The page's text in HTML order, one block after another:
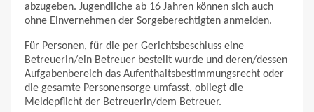
abzugeben. Jugendliche ab 16 Jahren können sich auch
ohne Einvernehmen der Sorgeberechtigten anmelden.
Für Personen, für die per Gerichtsbeschluss eine
Betreuerin/ein Betreuer bestellt wurde und deren/dessen
Aufgabenbereich das Aufenthaltsbestimmungsrecht oder
die gesamte Personensorge umfasst, obliegt die
Meldepflicht der Betreuerin/dem Betreuer.